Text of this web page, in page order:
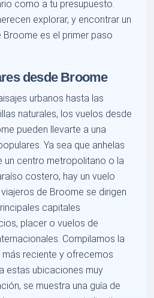
como a tu presupuesto.
explorar, y encontrar un
es el primer paso
desde Broome
urbanos hasta las
naturales, los vuelos desde
pueden llevarte a una
Ya sea que anhelas
un centro metropolitano o la
costero, hay un vuelo
de Broome se dirigen
capitales
placer o vuelos de
Compilamos la
reciente y ofrecemos
estas ubicaciones muy
se muestra una guía de